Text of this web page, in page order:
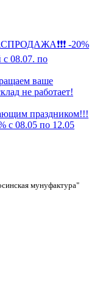
-20%
с 08.07. по
ваше
не работает!
праздником!!!
с 08.05 по 12.05
мунуфактура"